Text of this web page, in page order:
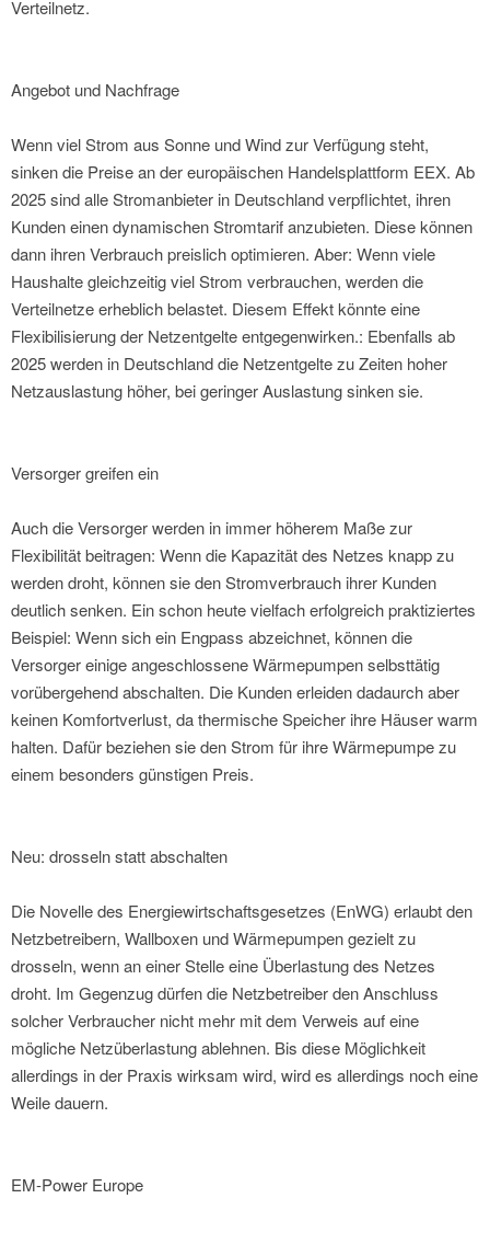
Verteilnetz.
Angebot und Nachfrage
Wenn viel Strom aus Sonne und Wind zur Verfügung steht,
sinken die Preise an der europäischen Handelsplattform EEX. Ab
2025 sind alle Stromanbieter in Deutschland verpflichtet, ihren
Kunden einen dynamischen Stromtarif anzubieten. Diese können
dann ihren Verbrauch preislich optimieren. Aber: Wenn viele
Haushalte gleichzeitig viel Strom verbrauchen, werden die
Verteilnetze erheblich belastet. Diesem Effekt könnte eine
Flexibilisierung der Netzentgelte entgegenwirken.: Ebenfalls ab
2025 werden in Deutschland die Netzentgelte zu Zeiten hoher
Netzauslastung höher, bei geringer Auslastung sinken sie.
Versorger greifen ein
Auch die Versorger werden in immer höherem Maße zur
Flexibilität beitragen: Wenn die Kapazität des Netzes knapp zu
werden droht, können sie den Stromverbrauch ihrer Kunden
deutlich senken. Ein schon heute vielfach erfolgreich praktiziertes
Beispiel: Wenn sich ein Engpass abzeichnet, können die
Versorger einige angeschlossene Wärmepumpen selbsttätig
vorübergehend abschalten. Die Kunden erleiden dadaurch aber
keinen Komfortverlust, da thermische Speicher ihre Häuser warm
halten. Dafür beziehen sie den Strom für ihre Wärmepumpe zu
einem besonders günstigen Preis.
Neu: drosseln statt abschalten
Die Novelle des Energiewirtschaftsgesetzes (EnWG) erlaubt den
Netzbetreibern, Wallboxen und Wärmepumpen gezielt zu
drosseln, wenn an einer Stelle eine Überlastung des Netzes
droht. Im Gegenzug dürfen die Netzbetreiber den Anschluss
solcher Verbraucher nicht mehr mit dem Verweis auf eine
mögliche Netzüberlastung ablehnen. Bis diese Möglichkeit
allerdings in der Praxis wirksam wird, wird es allerdings noch eine
Weile dauern.
EM-Power Europe